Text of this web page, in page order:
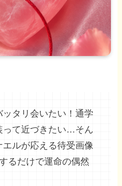
タリ会いたい！通学
って近づきたい…そん
ルが応える待受画像
るだけで運命の偶然